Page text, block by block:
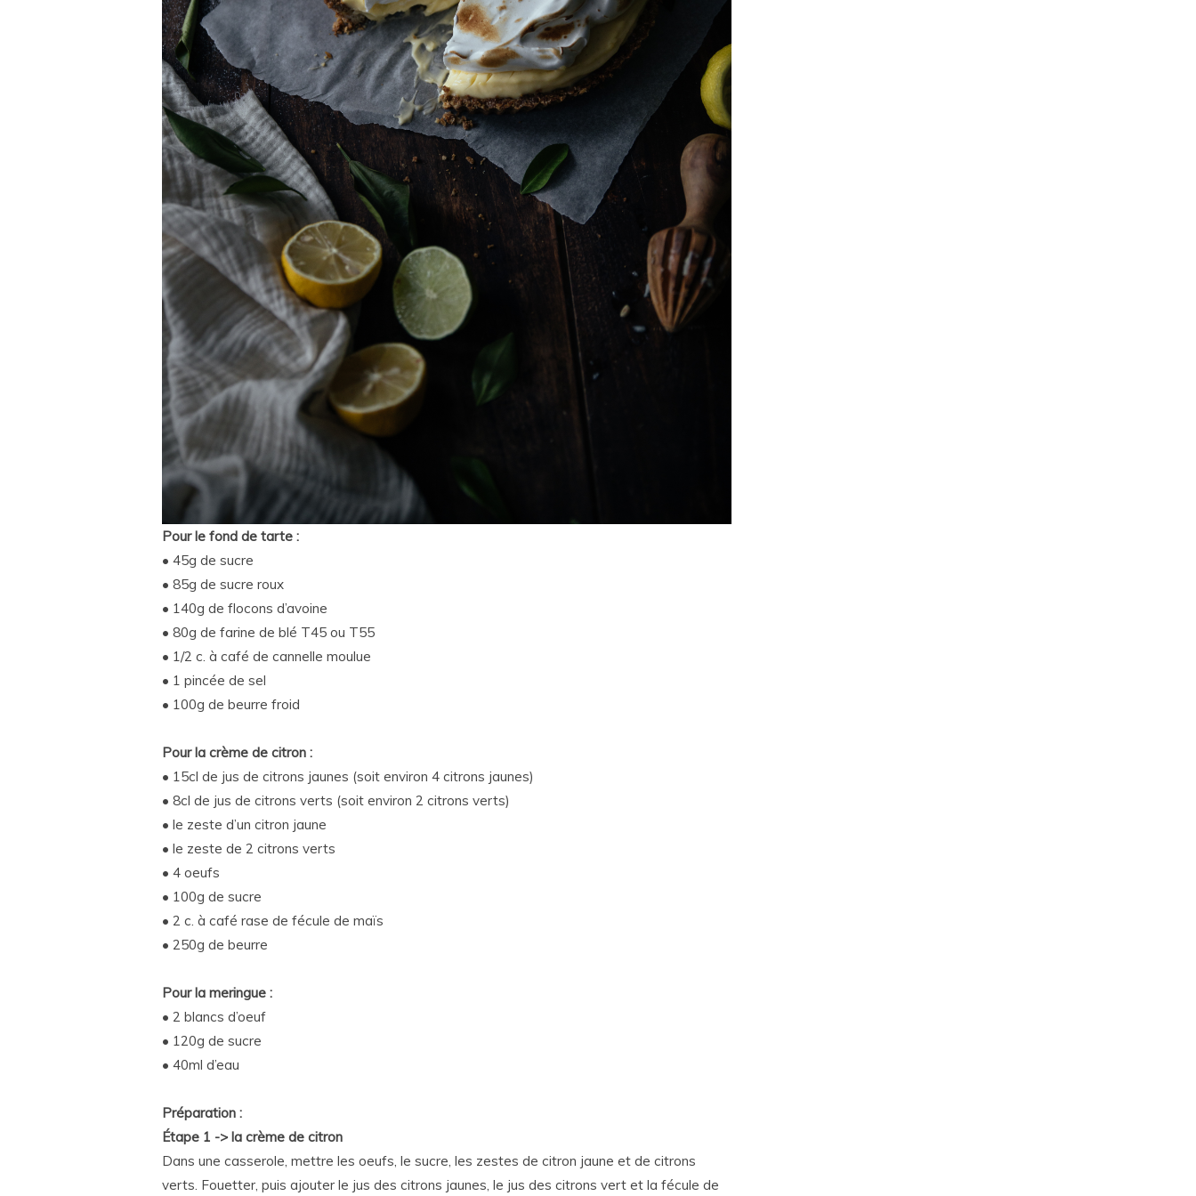
Pour le fond de tarte :
• 45g de sucre
• 85g de sucre roux
• 140g de flocons d’avoine
• 80g de farine de blé T45 ou T55
• 1/2 c. à café de cannelle moulue
• 1 pincée de sel
• 100g de beurre froid
Pour la crème de citron :
• 15cl de jus de citrons jaunes (soit environ 4 citrons jaunes)
• 8cl de jus de citrons verts (soit environ 2 citrons verts)
• le zeste d’un citron jaune
• le zeste de 2 citrons verts
• 4 oeufs
• 100g de sucre
• 2 c. à café rase de fécule de maïs
• 250g de beurre
Pour la meringue :
• 2 blancs d’oeuf
• 120g de sucre
• 40ml d’eau
Préparation :
Étape 1 -> la crème de citron
Dans une casserole, mettre les oeufs, le sucre, les zestes de citron jaune et de citrons
verts. Fouetter, puis ajouter le jus des citrons jaunes, le jus des citrons vert et la fécule de